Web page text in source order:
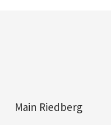
Main Riedberg